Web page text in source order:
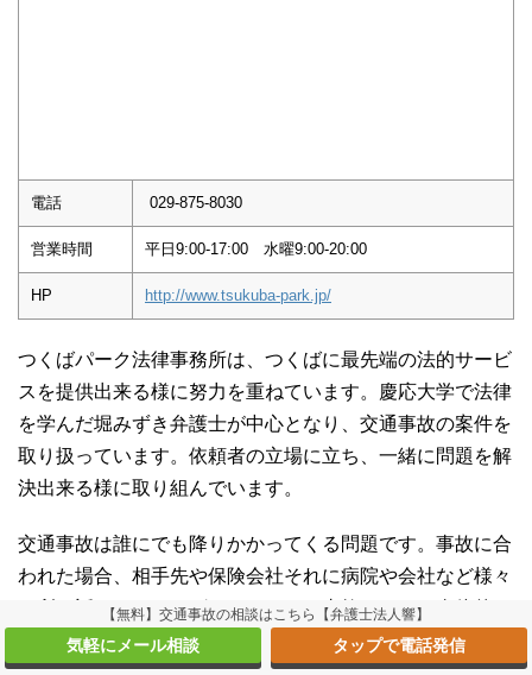
電話 029-875-8030
営業時間 平日9:00-17:00 水曜9:00-20:00
HP http://www.tsukuba-park.jp/
つくばパーク法律事務所は、つくばに最先端の法的サービ
スを提供出来る様に努力を重ねています。慶応大学で法律
を学んだ堀みずき弁護士が中心となり、交通事故の案件を
取り扱っています。依頼者の立場に立ち、一緒に問題を解
決出来る様に取り組んでいます。
交通事故は誰にでも降りかかってくる問題です。事故に合
われた場合、相手先や保険会社それに病院や会社など様々
な所と話をしなければいけません。事故だけでも身体的、
精神的にダメージを受け、その上交渉を行うのは困難と言
【無料】交通事故の相談はこちら【弁護士法人響】
気軽にメール相談 タップで電話発信